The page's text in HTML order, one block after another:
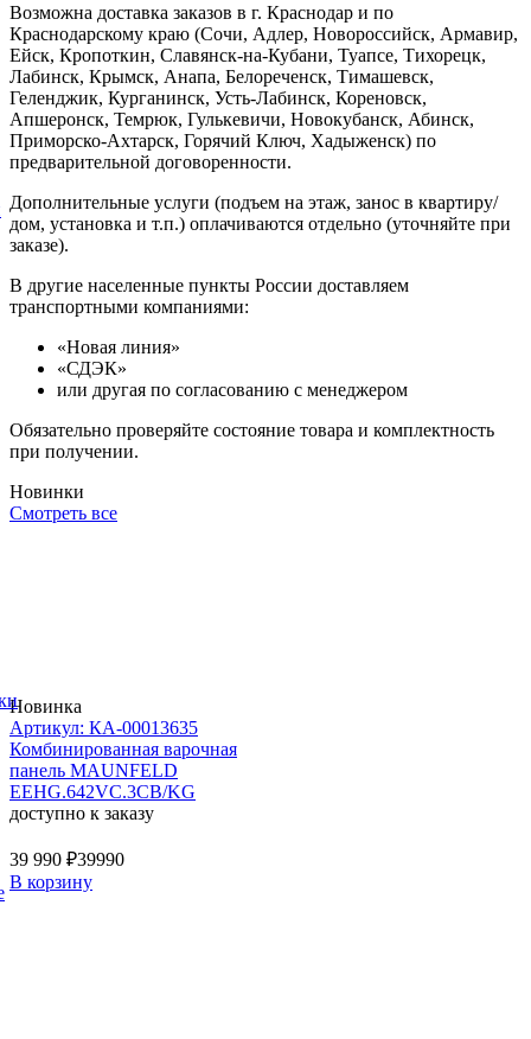
Возможна доставка заказов в г. Краснодар и по
Краснодарскому краю (Сочи, Адлер, Новороссийск, Армавир,
Ейск, Кропоткин, Славянск-на-Кубани, Туапсе, Тихорецк,
Лабинск, Крымск, Анапа, Белореченск, Тимашевск,
Геленджик, Курганинск, Усть-Лабинск, Кореновск,
Апшеронск, Темрюк, Гулькевичи, Новокубанск, Абинск,
Приморско-Ахтарск, Горячий Ключ, Хадыженск) по
предварительной договоренности.
Дополнительные услуги (подъем на этаж, занос в квартиру/
дом, установка и т.п.) оплачиваются отдельно (уточняйте при
заказе).
В другие населенные пункты России доставляем
транспортными компаниями:
«Новая линия»
«СДЭК»
или другая по согласованию с менеджером
Обязательно проверяйте состояние товара и комплектность
при получении.
Новинки
Смотреть все
Новинка
Артикул: КА-00013635
Комбинированная варочная
панель MAUNFELD
EEHG.642VC.3CB/KG
доступно к заказу
39 990 ₽39990
В корзину